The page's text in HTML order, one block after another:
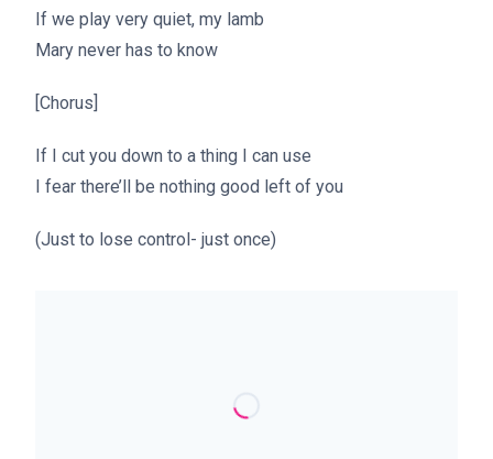
If we play very quiet, my lamb
Mary never has to know
[Chorus]
If I cut you down to a thing I can use
I fear there’ll be nothing good left of you
(Just to lose control- just once)